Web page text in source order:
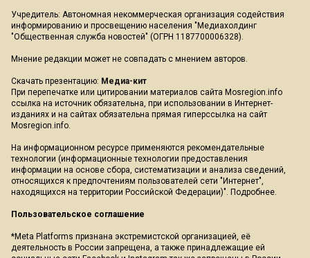
Учредитель: Автономная некоммерческая организация содействия
информированию и просвещению населения "Медиахолдинг
"Общественная служба новостей" (ОГРН 1187700006328).
Мнение редакции может не совпадать с мнением авторов.
Скачать презентацию: Медиа-кит
При перепечатке или цитировании материалов сайта Mosregion.info
ссылка на источник обязательна, при использовании в Интернет-
изданиях и на сайтах обязательна прямая гиперссылка на сайт
Mosregion.info.
На информационном ресурсе применяются рекомендательные
технологии (информационные технологии предоставления
информации на основе сбора, систематизации и анализа сведений,
относящихся к предпочтениям пользователей сети "Интернет",
находящихся на территории Российской Федерации)". Подробнее.
Пользовательское соглашение
*Meta Platforms признана экстремистской организацией, её
деятельность в России запрещена, а также принадлежащие ей